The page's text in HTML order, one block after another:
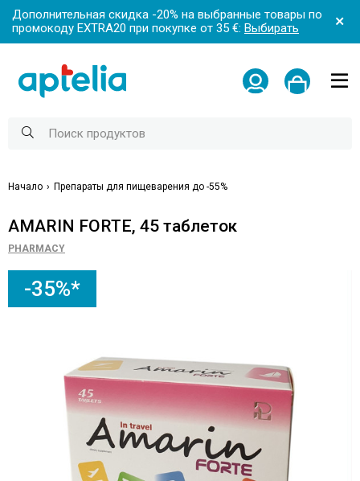
Дополнительная скидка -20% на выбранные товары по
промокоду EXTRA20 при покупке от 35 €: Выбирать
Начало Препараты для пищеварения до -55%
AMARIN FORTE, 45 таблеток
PHARMACY
-35%*